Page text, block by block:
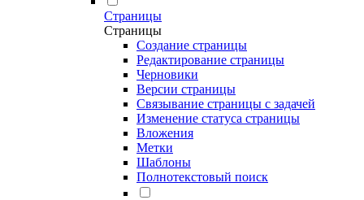
Страницы
Страницы
Создание страницы
Редактирование страницы
Черновики
Версии страницы
Связывание страницы с задачей
Изменение статуса страницы
Вложения
Метки
Шаблоны
Полнотекстовый поиск